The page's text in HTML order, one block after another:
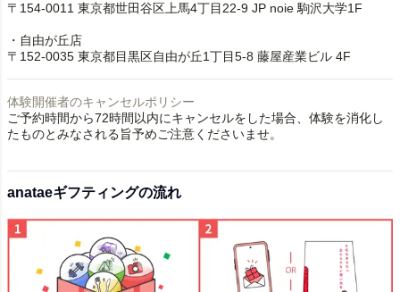
〒154-0011 東京都世田谷区上馬4丁目22-9 JP noie 駒沢大学1F
・自由が丘店
〒152-0035 東京都目黒区自由が丘1丁目5-8 藤屋産業ビル 4F
体験開催者のキャンセルポリシー
ご予約時間から72時間以内にキャンセルをした場合、体験を消化し
たものとみなされる旨予めご注意くださいませ。
anataeギフティングの流れ